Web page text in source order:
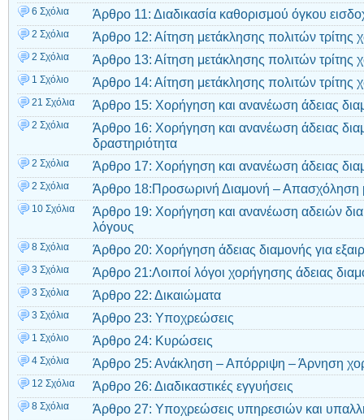
6 Σχόλια Άρθρο 11: Διαδικασία καθορισμού όγκου
2 Σχόλια Άρθρο 12: Αίτηση μετάκλησης πολιτών τρίτης
2 Σχόλια Άρθρο 13: Αίτηση μετάκλησης πολιτών τρίτης
1 Σχόλιο Άρθρο 14: Αίτηση μετάκλησης πολιτών τρίτης
21 Σχόλια Άρθρο 15: Χορήγηση και ανανέωση άδειας
2 Σχόλια
Άρθρο 16: Χορήγηση και ανανέωση άδειας
δραστηριότητα
2 Σχόλια Άρθρο 17: Χορήγηση και ανανέωση άδειας
2 Σχόλια Άρθρο 18:Προσωρινή Διαμονή – Απασχόληση
10 Σχόλια
Άρθρο 19: Χορήγηση και ανανέωση αδειών
λόγους
8 Σχόλια Άρθρο 20: Χορήγηση άδειας διαμονής για
3 Σχόλια Άρθρο 21:Λοιποί λόγοι χορήγησης άδειας
3 Σχόλια Άρθρο 22: Δικαιώματα
3 Σχόλια Άρθρο 23: Υποχρεώσεις
1 Σχόλιο Άρθρο 24: Κυρώσεις
4 Σχόλια Άρθρο 25: Ανάκληση – Απόρριψη – Άρνηση
12 Σχόλια Άρθρο 26: Διαδικαστικές εγγυήσεις
8 Σχόλια Άρθρο 27: Υποχρεώσεις υπηρεσιών και